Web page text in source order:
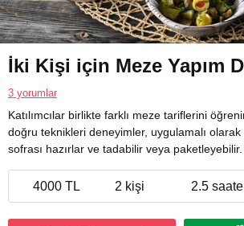
İki Kişi için Meze Yapım
3 yorumlar
Katılımcılar birlikte farklı meze tariflerini
doğru teknikleri deneyimler, uygulamalı
sofrası hazırlar ve tadabilir veya paketleyebilir.
4000 TL 2 kişi 2.5